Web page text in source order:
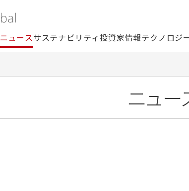
ニュースサステナビリティ投資家情報テクノロジ
ニュー